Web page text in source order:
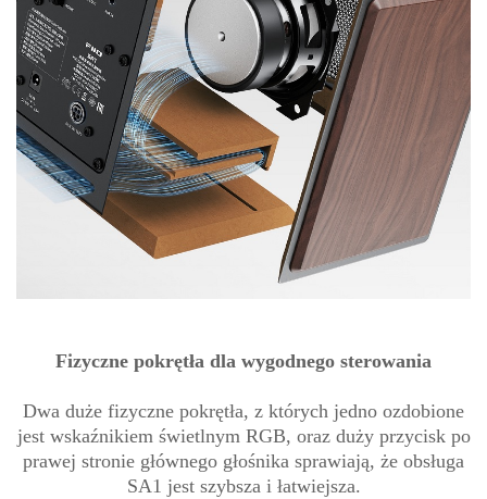
Fizyczne pokrętła dla wygodnego sterowania
Dwa duże fizyczne pokrętła, z których jedno ozdobione
jest wskaźnikiem świetlnym RGB, oraz duży przycisk po
prawej stronie głównego głośnika sprawiają, że obsługa
SA1 jest szybsza i łatwiejsza.